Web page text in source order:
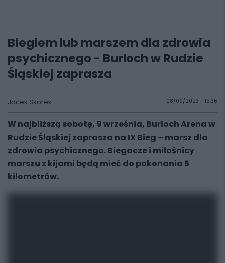
Biegiem lub marszem dla zdrowia
psychicznego - Burloch w Rudzie
Śląskiej zaprasza
Jacek Skorek 08/09/2023 - 15:36
W najbliższą sobotę, 9 września, Burloch Arena w
Rudzie Śląskiej zaprasza na IX Bieg – marsz dla
zdrowia psychicznego. Biegacze i miłośnicy
marszu z kijami będą mieć do pokonania 5
kilometrów.